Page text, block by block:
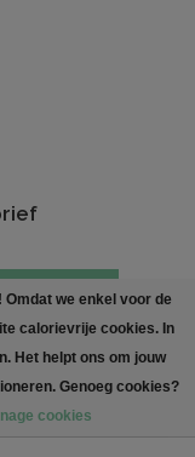
Omdat we enkel voor de
calorievrije cookies. In
Het helpt ons om jouw
Genoeg cookies?
cookies